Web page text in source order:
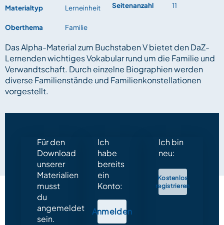
Materialtyp
Lerneinheit
Oberthema Familie
Seitenanzahl 11
Das Alpha-Material zum Buchstaben V bietet den DaZ-
Lernenden wichtiges Vokabular rund um die Familie und
Verwandtschaft. Durch einzelne Biographien werden
diverse Familienstände und Familienkonstellationen
vorgestellt.
Für den
Download
unserer
Materialien
musst
du
angemeldet
sein.
Ich
habe
bereits
ein
Konto:
Anmelden
Ich bin
neu:
Kostenlos
registrieren